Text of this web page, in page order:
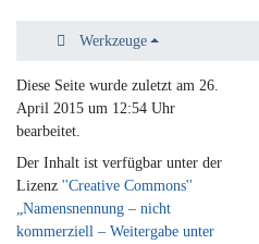
Werkzeuge
Diese Seite wurde zuletzt am 26.
April 2015 um 12:54 Uhr
bearbeitet.
Der Inhalt ist verfügbar unter der
Lizenz ''Creative Commons''
„Namensnennung – nicht
kommerziell – Weitergabe unter